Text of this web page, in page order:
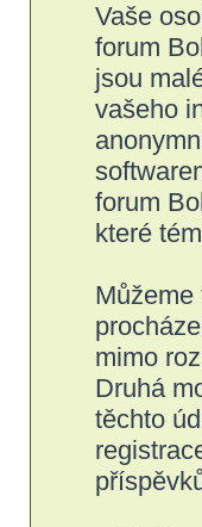
Vaše
forum
jsou
vašeho
forum
které
mimo
Druhá
těchto